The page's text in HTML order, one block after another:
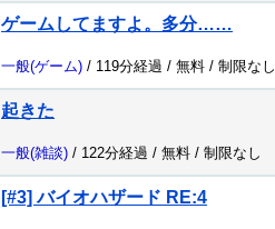
ゲームしてますよ。多分……
一般(ゲーム) / 119分経過 / 無料 / 制限なし
起きた
一般(雑談) / 122分経過 / 無料 / 制限なし
[#3] バイオハザード RE:4